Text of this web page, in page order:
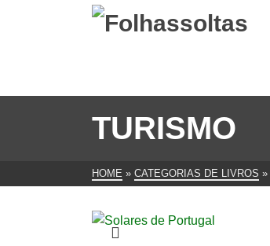
TURISMO
HOME » CATEGORIAS DE LIVROS »